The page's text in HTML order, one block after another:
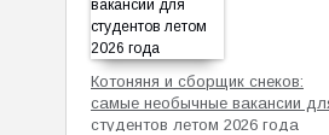
Котоняня и сборщик снеков:
самые необычные вакансии
студентов летом 2026 года